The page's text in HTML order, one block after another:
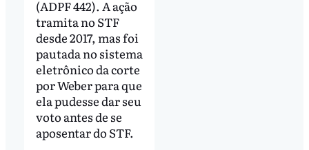
(ADPF 442). A ação
tramita no STF
desde 2017, mas foi
pautada no sistema
eletrônico da corte
por Weber para que
ela pudesse dar seu
voto antes de se
aposentar do STF.